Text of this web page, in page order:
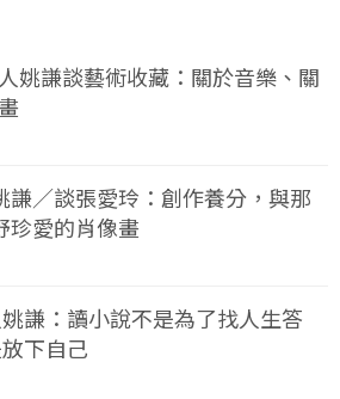
姚謙談藝術收藏：關於音樂、關
謙／談張愛玲：創作養分，與那
珍愛的肖像畫
謙：讀小說不是為了找人生答
下自己